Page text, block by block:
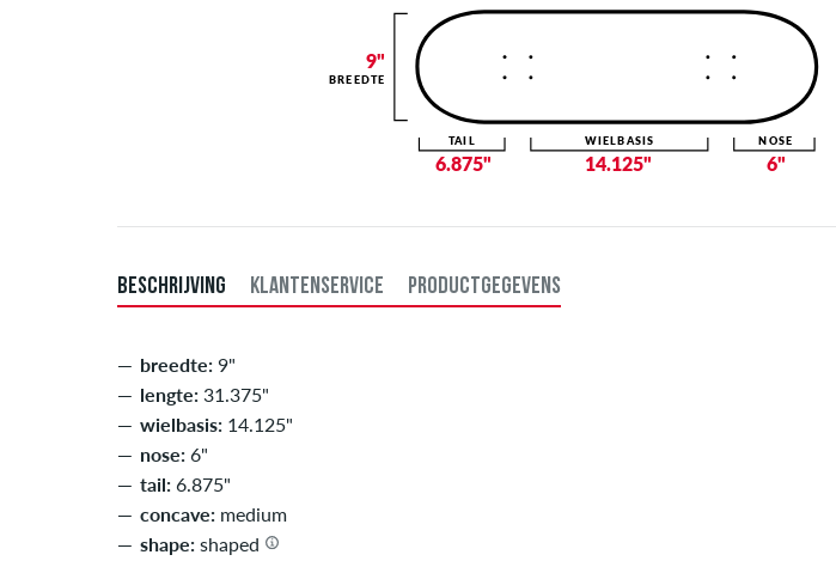
BESCHRIJVING KLANTENSERVICE PRODUCTGEGEVENS
breedte: 9"
lengte: 31.375"
wielbasis: 14.125"
nose: 6"
tail: 6.875"
concave: medium
shape: shaped
14.125"
WIELBASIS
6"
NOSE
6.875"
TAIL
9"
BREEDTE